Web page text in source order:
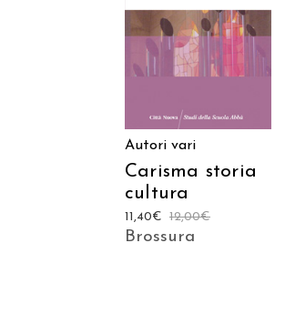
AGGIUNGI AL
CARRELLO
Autori vari
Carisma storia
cultura
12,00€
11,40€
Brossura